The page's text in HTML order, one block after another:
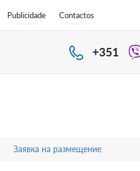
Publicidade Contactos
+351
Заявка на размещение